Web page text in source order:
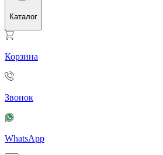
Каталог
Корзина
Звонок
WhatsApp